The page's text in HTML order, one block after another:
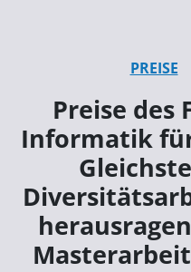
PREISE
Preise
Informatik